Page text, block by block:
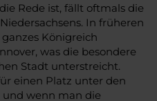
Rede ist, fällt oftmals die
In früheren
Königreich
was die besondere
Stadt unterstreicht.
einen Platz unter den
wenn man die